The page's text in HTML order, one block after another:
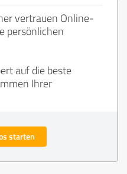
vertrauen Online-
persönlichen
auf die beste
Ihrer
starten